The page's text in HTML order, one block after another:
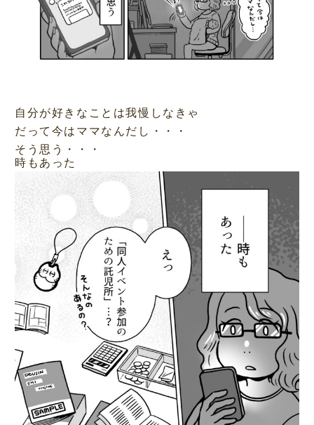
自分が好きなことは我慢しなきゃ
だって今はママなんだし・・・
そう思う・・・
時もあった